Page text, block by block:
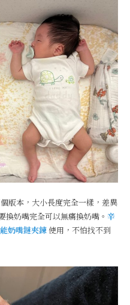
版本，大小長度完全一樣，差異
換奶嘴完全可以無痛換奶嘴。 辛
奶嘴鏈夾鍊使用，不怕找不到